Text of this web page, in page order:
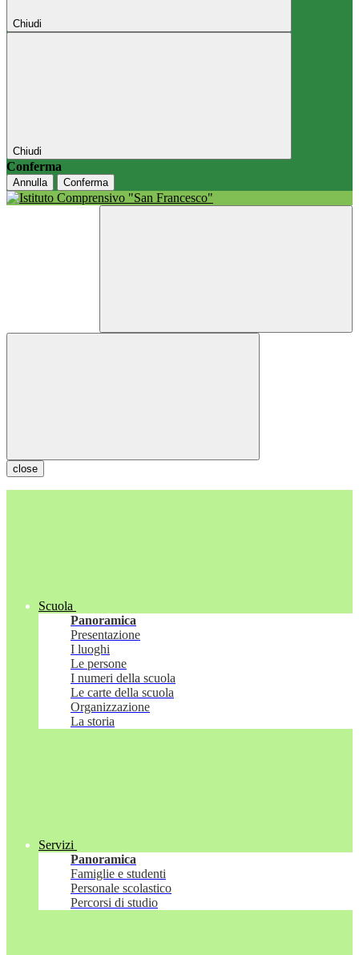
Chiudi
Chiudi
Conferma
Annulla Conferma
close
Scuola
Panoramica
Presentazione
I luoghi
Le persone
I numeri della scuola
Le carte della scuola
Organizzazione
La storia
Servizi
Panoramica
Famiglie e studenti
Personale scolastico
Percorsi di studio